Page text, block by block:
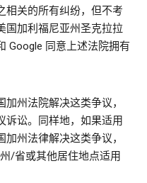
相关的所有纠纷，但不考
国加利福尼亚州圣克拉拉
Google 同意上述法院拥有
州法院解决这类争议，
诉讼。同样地，如果适用
州法律解决这类争议，
/省或其他居住地点适用